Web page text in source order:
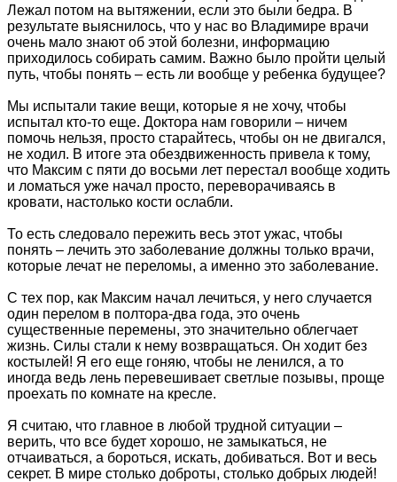
Лежал потом на вытяжении, если это были бедра. В
результате выяснилось, что у нас во Владимире врачи
очень мало знают об этой болезни, информацию
приходилось собирать самим. Важно было пройти целый
путь, чтобы понять – есть ли вообще у ребенка будущее?
Мы испытали такие вещи, которые я не хочу, чтобы
испытал кто-то еще. Доктора нам говорили – ничем
помочь нельзя, просто старайтесь, чтобы он не двигался,
не ходил. В итоге эта обездвиженность привела к тому,
что Максим с пяти до восьми лет перестал вообще ходить
и ломаться уже начал просто, переворачиваясь в
кровати, настолько кости ослабли.
То есть следовало пережить весь этот ужас, чтобы
понять – лечить это заболевание должны только врачи,
которые лечат не переломы, а именно это заболевание.
С тех пор, как Максим начал лечиться, у него случается
один перелом в полтора-два года, это очень
существенные перемены, это значительно облегчает
жизнь. Силы стали к нему возвращаться. Он ходит без
костылей! Я его еще гоняю, чтобы не ленился, а то
иногда ведь лень перевешивает светлые позывы, проще
проехать по комнате на кресле.
Я считаю, что главное в любой трудной ситуации –
верить, что все будет хорошо, не замыкаться, не
отчаиваться, а бороться, искать, добиваться. Вот и весь
секрет. В мире столько доброты, столько добрых людей!